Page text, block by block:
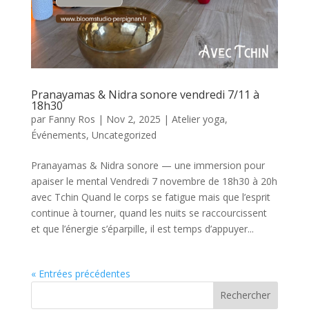
Pranayamas & Nidra sonore vendredi 7/11 à
18h30
par Fanny Ros | Nov 2, 2025 | Atelier yoga,
Événements, Uncategorized
Pranayamas & Nidra sonore — une immersion pour
apaiser le mental Vendredi 7 novembre de 18h30 à 20h
avec Tchin Quand le corps se fatigue mais que l’esprit
continue à tourner, quand les nuits se raccourcissent
et que l’énergie s’éparpille, il est temps d’appuyer...
« Entrées précédentes
Rechercher